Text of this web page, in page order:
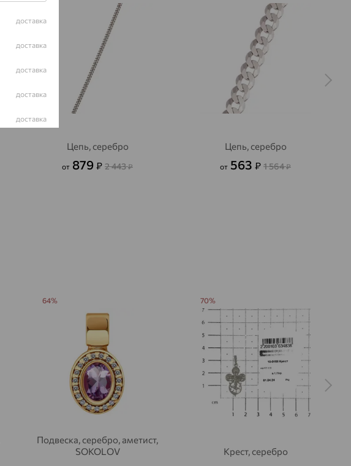
Цепь, серебро
от 879 ₽ 2 443₽
Цепь, серебро
от 563 ₽ 1 564₽
Подвеска, серебро, аметист,
SOKOLOV
64%
Крест, серебро
70%
доставка
доставка
доставка
доставка
доставка
доставка